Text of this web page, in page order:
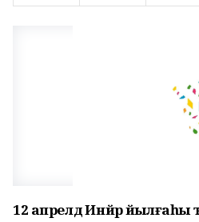
12 апрелдә Инйәр